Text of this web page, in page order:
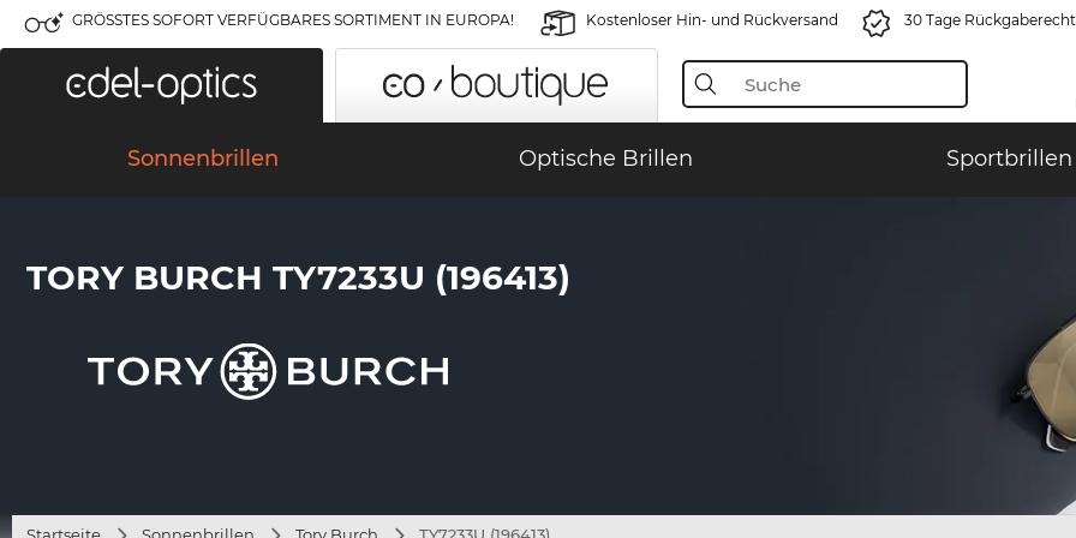
GRÖSSTES SOFORT VERFÜGBARES SORTIMENT IN EUROPA! Kostenloser Hin- und Rückversand 30 Tage Rückgaberecht
Sonnenbrillen Optische Brillen Sportbrillen
TORY BURCH TY7233U (196413)